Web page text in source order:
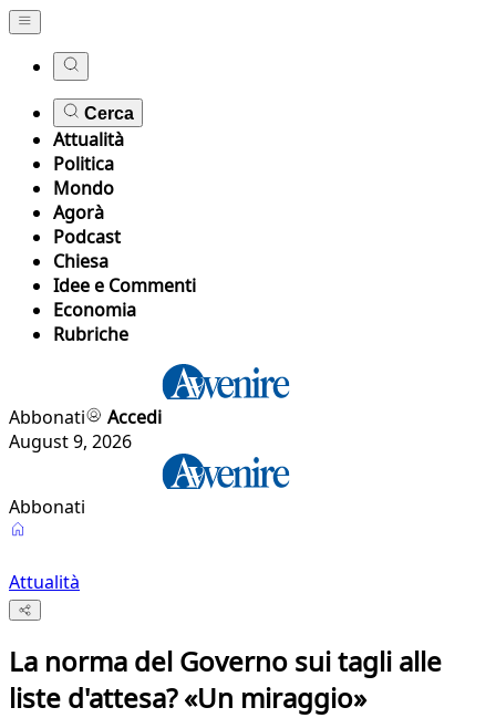
Cerca
Attualità
Politica
Mondo
Agorà
Podcast
Chiesa
Idee e Commenti
Economia
Rubriche
Abbonati
Accedi
August 9, 2026
Abbonati
Attualità
La norma del Governo sui tagli alle
liste d'attesa? «Un miraggio»